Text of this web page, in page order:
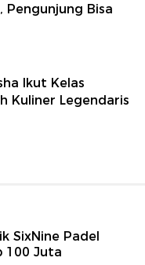
Pengunjung Bisa
Ikut Kelas
Kuliner Legendaris
SixNine Padel
100 Juta